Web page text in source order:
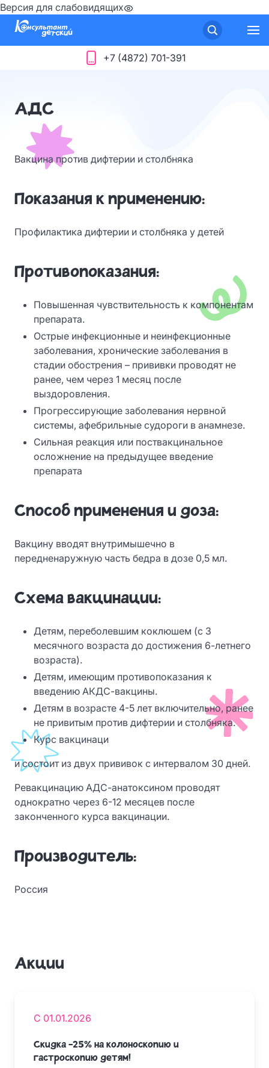
Версия для слабовидящих
+7 (4872) 701-391
АДС
Вакцина против дифтерии и столбняка
Показания к применению:
Профилактика дифтерии и столбняка у детей
Противопоказания:
Повышенная чувствительность к компонентам
препарата.
Острые инфекционные и неинфекционные
заболевания, хронические заболевания в
стадии обострения – прививки проводят не
ранее, чем через 1 месяц после
выздоровления.
Прогрессирующие заболевания нервной
системы, афебрильные судороги в анамнезе.
Сильная реакция или поствакцинальное
осложнение на предыдущее введение
препарата
Способ применения и доза:
Вакцину вводят внутримышечно в
передненаружную часть бедра в дозе 0,5 мл.
Схема вакцинации:
Детям, переболевшим коклюшем (с 3
месячного возраста до достижения 6-летнего
возраста).
Детям, имеющим противопоказания к
введению АКДС-вакцины.
Детям в возрасте 4-5 лет включительно, ранее
не привитым против дифтерии и столбняка.
Курс вакцинаци
и состоит из двух прививок с интервалом 30 дней.
Ревакцинацию АДС-анатоксином проводят
однократно через 6-12 месяцев после
законченного курса вакцинации.
Производитель:
Россия
Акции
С 01.01.2026
Скидка -25% на колоноскопию и
гастроскопию детям!